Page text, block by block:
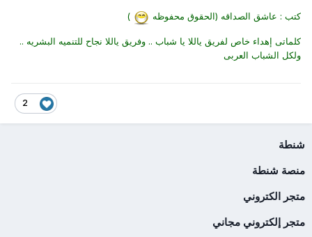
كتب : عاشق الصداقه (الحقوق محفوظه )
كلماتى إهداء خاص لفريق ياللا يا شباب .. وفريق ياللا نجاح للتنميه البشريه ..
ولكل الشباب العربى
2
شنطة
منصة شنطة
متجر الكتروني
متجر إلكتروني مجاني